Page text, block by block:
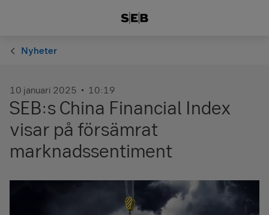
Nyheter
10 januari 2025 10:19
SEB:s China Financial Index
visar på försämrat
marknadssentiment